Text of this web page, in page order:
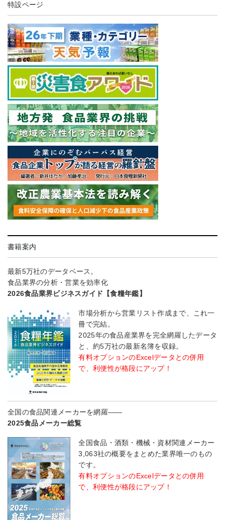
特設ページ
書籍案内
最新5万社のデータベース。
食品業界の分析・営業を効率化
2026食品業界ビジネスガイド【食糧年鑑】
市場分析から営業リスト作成まで、これ一
冊で完結。
2025年の食品産業界を完全網羅したデータ
と、約5万社の最新名簿を収録。
有料オプションのExcelデータとの併用
で、利便性が格段にアップ！
全国の食品関連メーカーを網羅――
2025食品メーカー総覧
全国食品・酒類・機械・資材関連メーカー
3,063社の概要をまとめた業界唯一のもの
です。
有料オプションのExcelデータとの併用
で、利便性が格段にアップ！